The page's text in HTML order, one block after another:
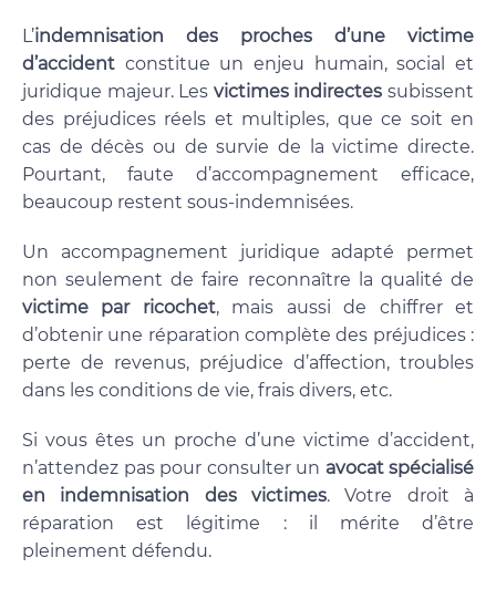
L’indemnisation des proches d’une victime
d’accident constitue un enjeu humain, social et
juridique majeur. Les victimes indirectes subissent
des préjudices réels et multiples, que ce soit en
cas de décès ou de survie de la victime directe.
Pourtant, faute d’accompagnement efficace,
beaucoup restent sous-indemnisées.
Un accompagnement juridique adapté permet
non seulement de faire reconnaître la qualité de
victime par ricochet, mais aussi de chiffrer et
d’obtenir une réparation complète des préjudices :
perte de revenus, préjudice d’affection, troubles
dans les conditions de vie, frais divers, etc.
Si vous êtes un proche d’une victime d’accident,
n’attendez pas pour consulter un avocat spécialisé
en indemnisation des victimes. Votre droit à
réparation est légitime : il mérite d’être
pleinement défendu.